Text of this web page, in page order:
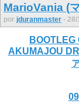
MarioVania (
por jduranmaster -
AKUMAJOU